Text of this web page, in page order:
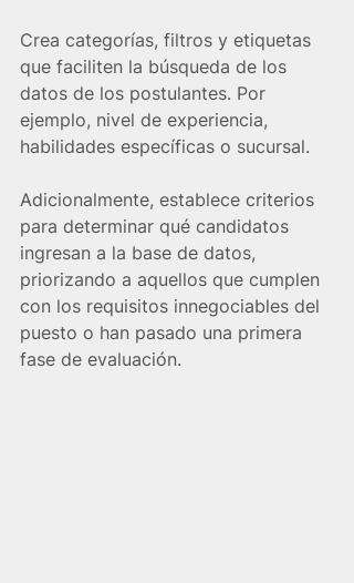
Crea categorías, filtros y etiquetas
que faciliten la búsqueda de los
datos de los postulantes. Por
ejemplo, nivel de experiencia,
habilidades específicas o sucursal.
Adicionalmente, establece criterios
para determinar qué candidatos
ingresan a la base de datos,
priorizando a aquellos que cumplen
con los requisitos innegociables del
puesto o han pasado una primera
fase de evaluación.